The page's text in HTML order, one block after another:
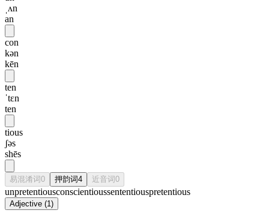
ˌʌn
an
con
kən
kēn
ten
ˈtɛn
ten
tious
ʃəs
shēs
易混淆词0 押韵词4 近音词0
unpretentiousconscientioussententiouspretentious
Adjective (1)